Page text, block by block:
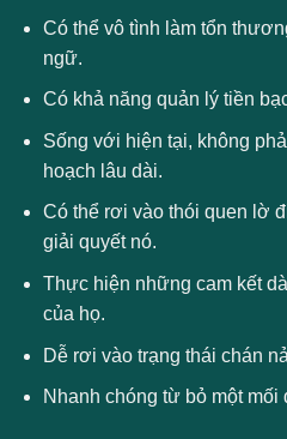
Có thể vô tình làm tổn
ngữ.
Có khả năng quản lý tiền
Sống với hiện tại, không
hoạch lâu dài.
Có thể rơi vào thói quen lờ
giải quyết nó.
Thực hiện những cam kết
của họ.
Dễ rơi vào trạng thái chán
Nhanh chóng từ bỏ một mối